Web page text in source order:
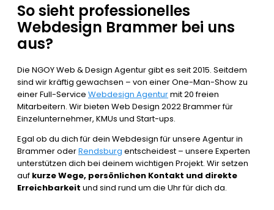
So sieht professionelles
Webdesign Brammer bei uns
aus?
Die NGOY Web & Design Agentur gibt es seit 2015. Seitdem
sind wir kräftig gewachsen – von einer One-Man-Show zu
einer Full-Service Webdesign Agenturmit 20 freien
Mitarbeitern. Wir bieten Web Design 2022 Brammer für
Einzelunternehmer, KMUs und Start-ups.
Egal ob du dich für dein Webdesign für unsere Agentur in
Brammer oderRendsburg entscheidest – unsere Experten
unterstützen dich bei deinem wichtigen Projekt. Wir setzen
auf kurze Wege, persönlichen Kontakt und direkte
Erreichbarkeit und sind rund um die Uhr für dich da.